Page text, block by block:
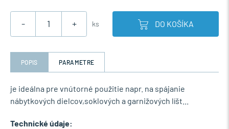
- + ks DO KOŠÍKA
POPIS PARAMETRE
je ideálna pre vnútorné použitie napr. na spájanie
nábytkových dielcov,soklových a garnižových líšt...
Technické údaje: